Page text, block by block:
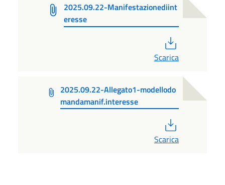
2025.09.22-Manifestazionediint
eresse
Scarica
2025.09.22-Allegato1-modellodo
mandamanif.interesse
Scarica